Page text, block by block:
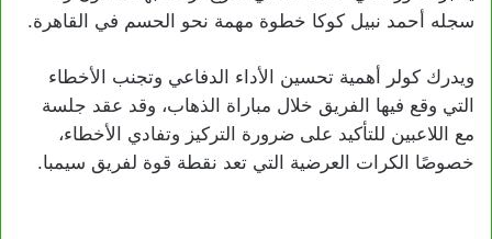
سجله أحمد نبيل كوكا خطوة مهمة نحو الحسم في القاهرة.
ويدرك كولر أهمية تحسين الأداء الدفاعي وتجنب الأخطاء
التي وقع فيها الفريق خلال مباراة الذهاب، وقد عقد جلسة
مع اللاعبين للتأكيد على ضرورة التركيز وتفادي الأخطاء،
خصوصًا الكرات العرضية التي تعد نقطة قوة لفريق سيمبا.